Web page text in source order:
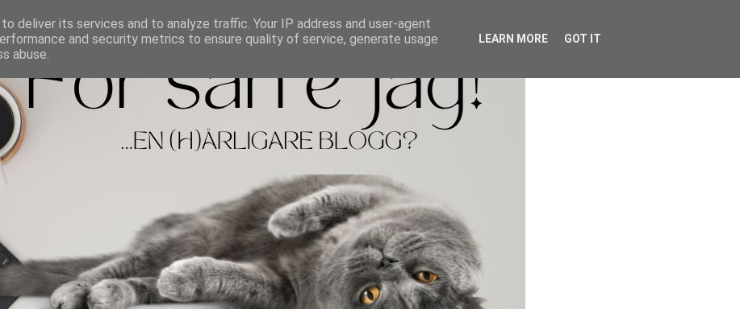
deliver its services and to analyze traffic. Your IP address and user-agent
and security metrics to ensure quality of service, generate usage
abuse.
LEARN MORE GOT IT